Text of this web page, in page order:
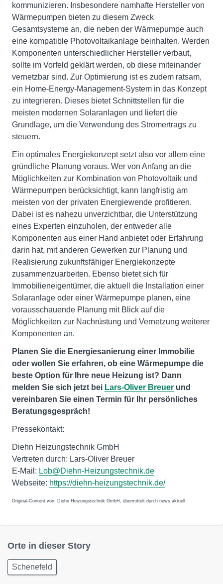
kommunizieren. Insbesondere namhafte Hersteller von
Wärmepumpen bieten zu diesem Zweck
Gesamtsysteme an, die neben der Wärmepumpe auch
eine kompatible Photovoltaikanlage beinhalten. Werden
Komponenten unterschiedlicher Hersteller verbaut,
sollte im Vorfeld geklärt werden, ob diese miteinander
vernetzbar sind. Zur Optimierung ist es zudem ratsam,
ein Home-Energy-Management-System in das Konzept
zu integrieren. Dieses bietet Schnittstellen für die
meisten modernen Solaranlagen und liefert die
Grundlage, um die Verwendung des Stromertrags zu
steuern.
Ein optimales Energiekonzept setzt also vor allem eine
gründliche Planung voraus. Wer von Anfang an die
Möglichkeiten zur Kombination von Photovoltaik und
Wärmepumpen berücksichtigt, kann langfristig am
meisten von der privaten Energiewende profitieren.
Dabei ist es nahezu unverzichtbar, die Unterstützung
eines Experten einzuholen, der entweder alle
Komponenten aus einer Hand anbietet oder Erfahrung
darin hat, mit anderen Gewerken zur Planung und
Realisierung zukunftsfähiger Energiekonzepte
zusammenzuarbeiten. Ebenso bietet sich für
Immobilieneigentümer, die aktuell die Installation einer
Solaranlage oder einer Wärmepumpe planen, eine
vorausschauende Planung mit Blick auf die
Möglichkeiten zur Nachrüstung und Vernetzung weiterer
Komponenten an.
Planen Sie die Energiesanierung einer Immobilie
oder wollen Sie erfahren, ob eine Wärmepumpe die
beste Option für Ihre neue Heizung ist? Dann
melden Sie sich jetzt bei Lars-Oliver Breuer und
vereinbaren Sie einen Termin für Ihr persönliches
Beratungsgespräch!
Pressekontakt:
Diehn Heizungstechnik GmbH
Vertreten durch: Lars-Oliver Breuer
E-Mail: Lob@Diehn-Heizungstechnik.de
Webseite: https://diehn-heizungstechnik.de/
Original-Content von: Diehn Heizungstechnik GmbH, übermittelt durch news aktuell
Orte in dieser Story
Schenefeld